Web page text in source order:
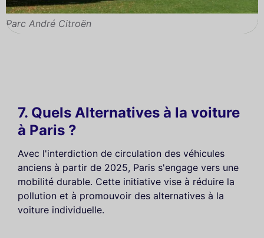
Parc André Citroën
7. Quels Alternatives à la voiture
à Paris ?
Avec l'interdiction de circulation des véhicules
anciens à partir de 2025, Paris s'engage vers une
mobilité durable. Cette initiative vise à réduire la
pollution et à promouvoir des alternatives à la
voiture individuelle.